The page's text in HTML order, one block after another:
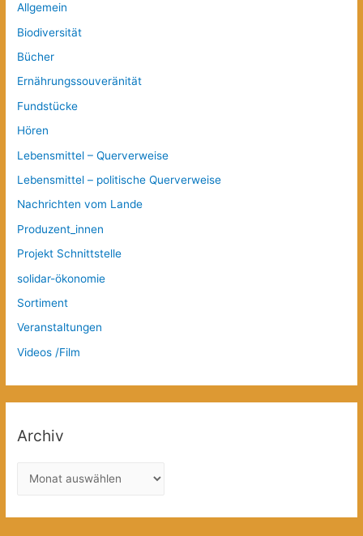
Allgemein
Biodiversität
Bücher
Ernährungssouveränität
Fundstücke
Hören
Lebensmittel – Querverweise
Lebensmittel – politische Querverweise
Nachrichten vom Lande
Produzent_innen
Projekt Schnittstelle
solidar-ökonomie
Sortiment
Veranstaltungen
Videos /Film
Archiv
c